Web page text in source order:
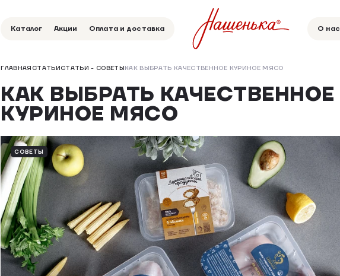
Каталог Акции Оплата и доставка О нас
ГЛАВНАЯСТАТЬИСТАТЬИ - СОВЕТЫКАК ВЫБРАТЬ КАЧЕСТВЕННОЕ КУРИНОЕ МЯСО
КАК ВЫБРАТЬ КАЧЕСТВЕННОЕ
КУРИНОЕ МЯСО
СОВЕТЫ